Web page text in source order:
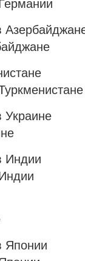
Украине
Индии
Японии